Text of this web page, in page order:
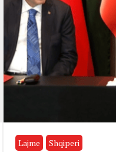
Lajme Shqiperi